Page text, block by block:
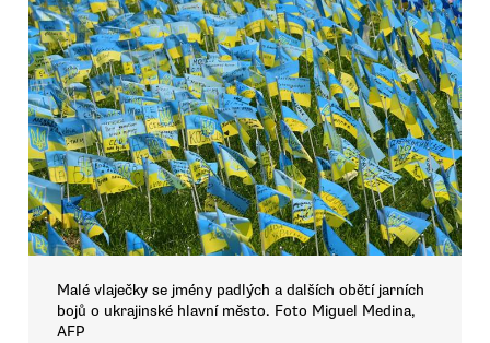
Malé vlaječky se jmény padlých a dalších obětí jarních
bojů o ukrajinské hlavní město. Foto Miguel Medina,
AFP